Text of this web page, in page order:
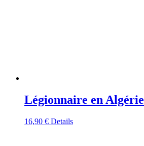
Légionnaire en Algérie
16,90 € Details